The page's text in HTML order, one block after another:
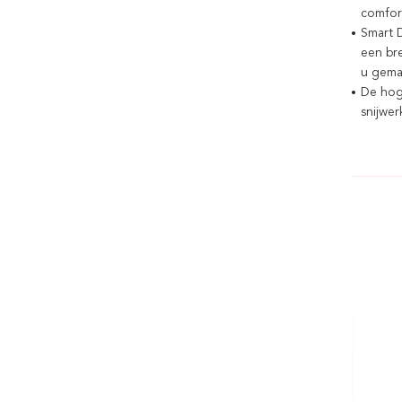
Smart
een
u
De